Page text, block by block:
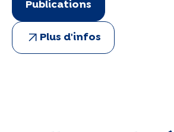
Publications
Plus d'infos